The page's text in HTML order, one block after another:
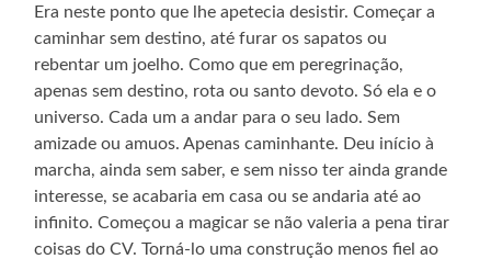
Era neste ponto que lhe apetecia desistir. Começar a
caminhar sem destino, até furar os sapatos ou
rebentar um joelho. Como que em peregrinação,
apenas sem destino, rota ou santo devoto. Só ela e o
universo. Cada um a andar para o seu lado. Sem
amizade ou amuos. Apenas caminhante. Deu início à
marcha, ainda sem saber, e sem nisso ter ainda grande
interesse, se acabaria em casa ou se andaria até ao
infinito. Começou a magicar se não valeria a pena tirar
coisas do CV. Torná-lo uma construção menos fiel ao